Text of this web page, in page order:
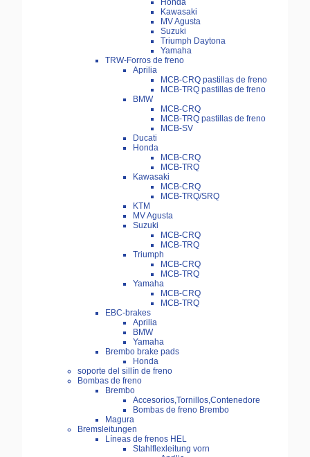
Honda
Kawasaki
MV Agusta
Suzuki
Triumph Daytona
Yamaha
TRW-Forros de freno
Aprilia
MCB-CRQ pastillas de freno
MCB-TRQ pastillas de freno
BMW
MCB-CRQ
MCB-TRQ pastillas de freno
MCB-SV
Ducati
Honda
MCB-CRQ
MCB-TRQ
Kawasaki
MCB-CRQ
MCB-TRQ/SRQ
KTM
MV Agusta
Suzuki
MCB-CRQ
MCB-TRQ
Triumph
MCB-CRQ
MCB-TRQ
Yamaha
MCB-CRQ
MCB-TRQ
EBC-brakes
Aprilia
BMW
Yamaha
Brembo brake pads
Honda
soporte del sillín de freno
Bombas de freno
Brembo
Accesorios,Tornillos,Contenedore
Bombas de freno Brembo
Magura
Bremsleitungen
Líneas de frenos HEL
Stahlflexleitung vorn